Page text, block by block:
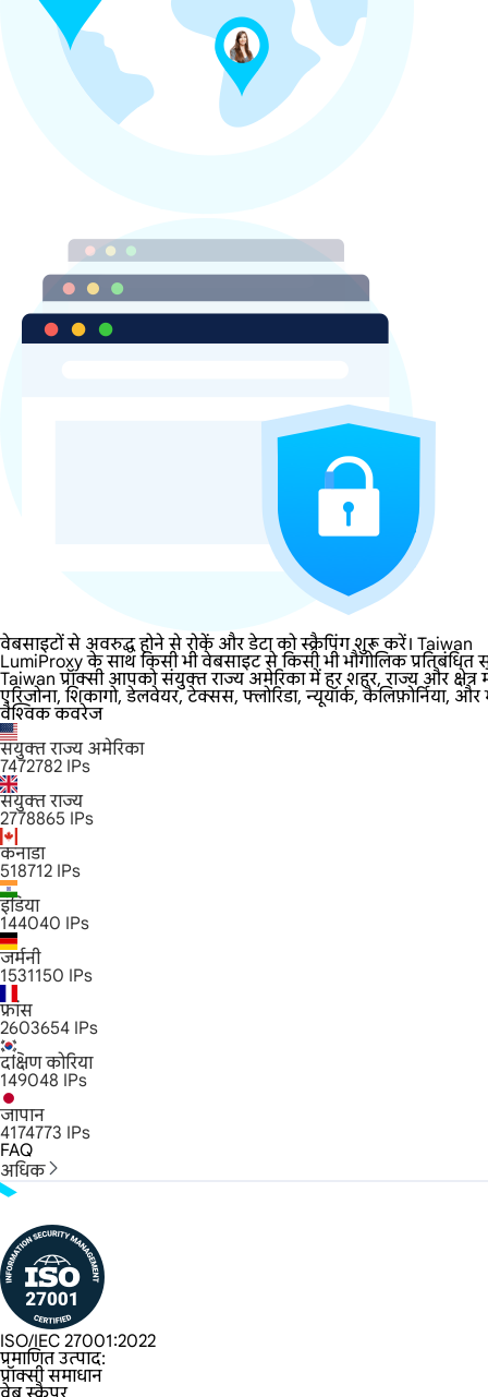
वेबसाइटों से अवरुद्ध होने से रोकें और डेटा को स्क्रैपिंग शुरू करें। Taiwan
LumiProxy के साथ किसी भी वेबसाइट से किसी भी भौगोलिक प्रतिबंधित
Taiwan प्रॉक्सी आपको संयुक्त राज्य अमेरिका में हर शहर, राज्य और
एरिजोना, शिकागो, डेलवेयर, टेक्सस, फ्लोरिडा, न्यूयॉर्क, कैलिफ़ोर्निया,
वैश्विक कवरेज
संयुक्त राज्य अमेरिका
7472782 IPs
संयुक्त राज्य
2778865 IPs
कनाडा
518712 IPs
इंडिया
144040 IPs
जर्मनी
1531150 IPs
फ्रांस
2603654 IPs
दक्षिण कोरिया
149048 IPs
जापान
4174773 IPs
FAQ
अधिक
ISO/IEC 27001:2022
प्रमाणित उत्पाद:
प्रॉक्सी समाधान